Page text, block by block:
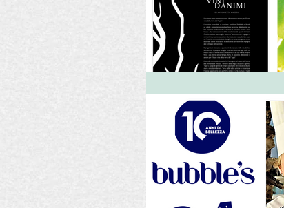
EVO La Madia Pasta
Recensioni Vino
Consigli per il blog